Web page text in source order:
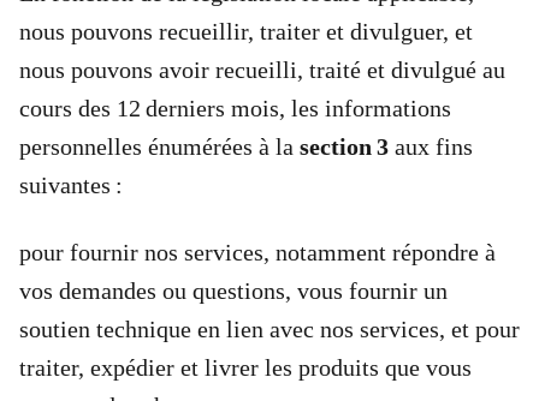
nous pouvons recueillir, traiter et divulguer, et
nous pouvons avoir recueilli, traité et divulgué au
cours des 12 derniers mois, les informations
personnelles énumérées à la section 3 aux fins
suivantes :
pour fournir nos services, notamment répondre à
vos demandes ou questions, vous fournir un
soutien technique en lien avec nos services, et pour
traiter, expédier et livrer les produits que vous